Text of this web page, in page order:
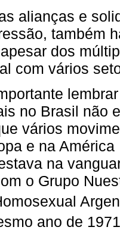
alianças e
também
dos
com vários
no Brasil não
vários
e na
na
o Grupo
ano de